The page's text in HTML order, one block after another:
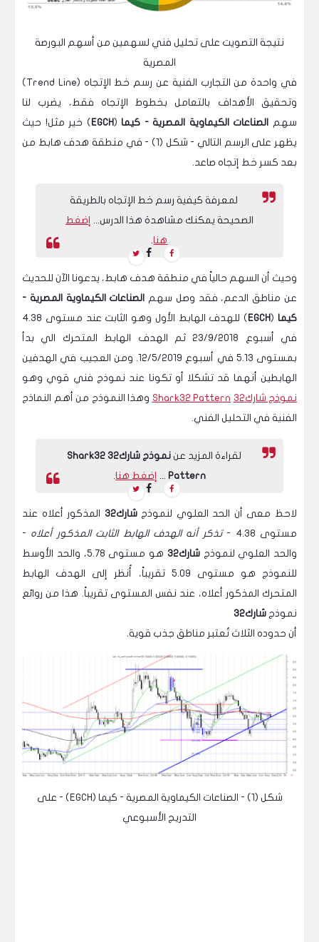
نتيجة التصويت على تحليل فني لسهمين من أسهم البورصة
المصرية
في واحدة من التجارب الفنية عن رسم خط الإتجاه (Trend Line)
وتحقيق الأهداف بالتعامل بخطوط الإتجاه فقط، يضرب لنا
سهم
الصناعات الكيماوية المصرية - كيما(
EGCH ) خير مثل! حيث
يظهر على الرسم التالي - شكل (1) - في منطقة هدف هابط من
بعد كسر خط إتجاه صاعد.
لمعرفة كيفية رسم خط الإتجاه بالطريقة
الصحيحة يمكنك مشاهدة هذا الدرس... إضغط
هنا.
وحيث أن السهم حالياً في منطقة هدف هابط، يدعونا الآن للحديث
عن مناطق الدعم، فقد وصل سهم الصناعات الكيماوية المصرية -
كيما(
EGCH
) للهدف الهابط الأول وهو الثابت عند مستوى 4.38
في أسبوع 23/9/2018 ثم الهدف الهابط المتحرك الي بدأ
بمستوى 5.13 في أسبوع 12/5/2019. ومن العجيب في الهدفين
الهابطين أنهما قد تشكلا أو تكونا عند نموذج فني قوي وهو
نموذج شارك32
Shark32 Pattern وهذا النموذج من أهم النماذج
الفنية في التحليل الفني.
لقراءة المزيد عن
نموذج شارك32 Shark32
Pattern
... إضغط هنا.
لاحظ معى أن الحد العلوي لنموذجشارك32
المذكور أعلاه عند
مستوى 4.38 -
تذكر أنه الهدف الهابط الثابت المذكور أعلاه -
والحد العلوي لنموذجشارك32
هو مستوى 5.78، والحد الأوسط
للنموذج هو مستوى 5.09 تقريباً، أُنظر إلى الهدف الهابط
المتحرك المذكور أعلاه، عند نفس المستوى تقريباً. هذا من روائع
نموذج شارك32
أن حدوده الثلاث تُعتبر مناطق جذب قوية.
شكل (1) - الصناعات الكيماوية المصرية - كيما (EGCH) - على
التدريج الأسبوعي